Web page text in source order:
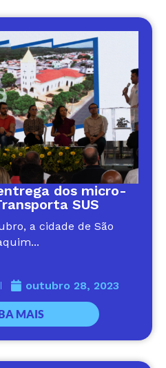
dos micro-
SUS
a cidade de São
outubro 28, 2023
MAIS